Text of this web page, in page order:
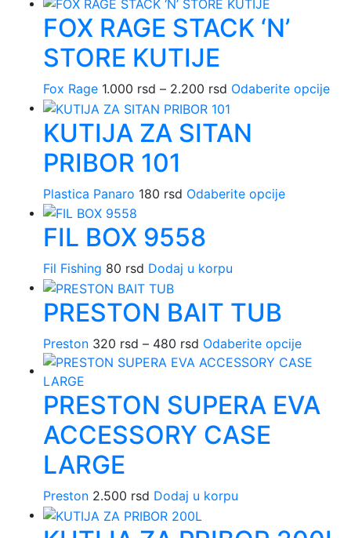
FOX RAGE STACK ‘N’
STORE KUTIJE
Fox Rage 1.000 rsd – 2.200 rsd Raspon
cena:
od
1.000 rsd
Odaberite opcije
KUTIJA ZA SITAN
PRIBOR 101
Plastica Panaro 180 rsd Odaberite opcije
izabrane
na
proizvoda.
FIL BOX 9558
Fil Fishing 80 rsd Dodaj u korpu
PRESTON BAIT TUB
Preston 320 rsd – 480 rsd Raspon
cena:
320 rsd
do
480 rsd
Odaberite opcije
više
varijanti.
stranici
PRESTON SUPERA EVA
ACCESSORY CASE
LARGE
Preston 2.500 rsd Dodaj u korpu